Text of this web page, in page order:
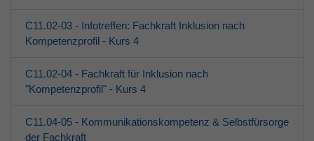
C11.02-03 - Infotreffen: Fachkraft Inklusion nach
Kompetenzprofil - Kurs 4
C11.02-04 - Fachkraft für Inklusion nach
"Kompetenzprofil" - Kurs 4
C11.04-05 - Kommunikationskompetenz & Selbstfürsorge
der Fachkraft